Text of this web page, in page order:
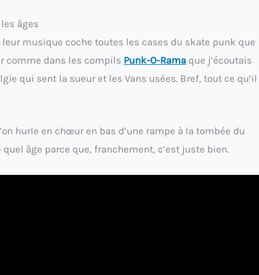
âges
leur musique coche toutes les cases du skate punk que
comme dans les compils Punk-O-Rama que j’écoutais
qui sent la sueur et les Vans usées. Bref, tout ce qu’il
hurle en chœur en bas d’une rampe à la tombée du
âge parce que, franchement, c’est juste bien.